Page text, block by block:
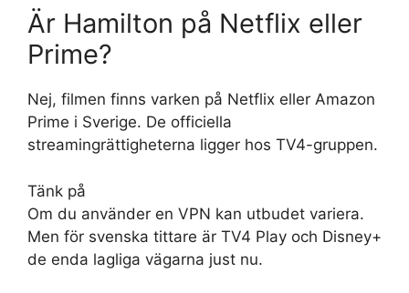
Är Hamilton på Netflix eller
Prime?
Nej, filmen finns varken på Netflix eller Amazon
Prime i Sverige. De officiella
streamingrättigheterna ligger hos TV4-gruppen.
Tänk på
Om du använder en VPN kan utbudet variera.
Men för svenska tittare är TV4 Play och Disney+
de enda lagliga vägarna just nu.